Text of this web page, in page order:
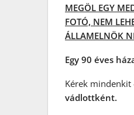
MEGÖL EGY
FOTÓ, NEM
ÁLLAMELNÖK
Egy 90 éves
Kérek
vádlottként.